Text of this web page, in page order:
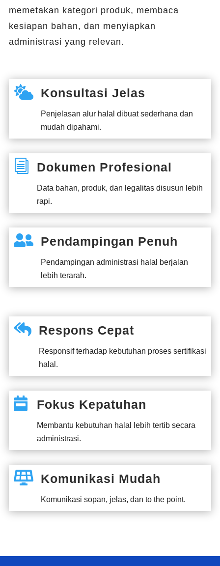
memetakan kategori produk, membaca
kesiapan bahan, dan menyiapkan
administrasi yang relevan.
 Konsultasi Jelas
Penjelasan alur halal dibuat sederhana dan
mudah dipahami.
i Dokumen Profesional
Data bahan, produk, dan legalitas disusun lebih
rapi.
 Pendampingan Penuh
Pendampingan administrasi halal berjalan
lebih terarah.
 Respons Cepat
Responsif terhadap kebutuhan proses sertifikasi
halal.
 Fokus Kepatuhan
Membantu kebutuhan halal lebih tertib secara
administrasi.
 Komunikasi Mudah
Komunikasi sopan, jelas, dan to the point.